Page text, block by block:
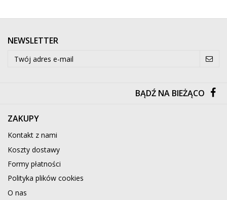
NEWSLETTER
BĄDŹ NA BIEŻĄCO
ZAKUPY
Kontakt z nami
Koszty dostawy
Formy płatności
Polityka plików cookies
O nas